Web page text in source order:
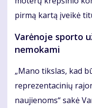
pirmą kartą įveikė
Varėnoje sporto
nemokami
„Mano tikslas, kad
reprezentacinių
naujienoms“ sakė